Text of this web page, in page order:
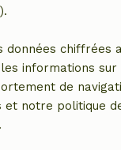
Maison
Brabant
chiffrées
informations sur
de
et notre politique